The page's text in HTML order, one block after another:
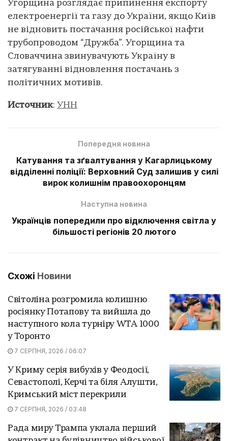
Угорщина розглядає припинення експорту
електроенергії та газу до України, якщо Київ
не відновить постачання російської нафти
трубопроводом “Дружба”. Угорщина та
Словаччина звинувачують Україну в
затягуванні відновлення постачань з
політичних мотивів.
Источник: УНН
Попередня новина
Катування та зґвалтування у Кагарлицькому
відділенні поліції: Верховний Суд залишив у силі
вирок колишнім правоохоронцям
Наступна новина
Українців попередили про відключення світла у
більшості регіонів 20 лютого
Схожі Новини
Світоліна розгромила колишню
росіянку Потапову та вийшла до
наступного кола турніру WTA 1000
у Торонто
7 СЕРПНЯ, 2026 / 06:07
У Криму серія вибухів у Феодосії,
Севастополі, Керчі та біля Алушти,
Кримський міст перекрили
7 СЕРПНЯ, 2026 / 03:48
Рада миру Трампа уклала перший